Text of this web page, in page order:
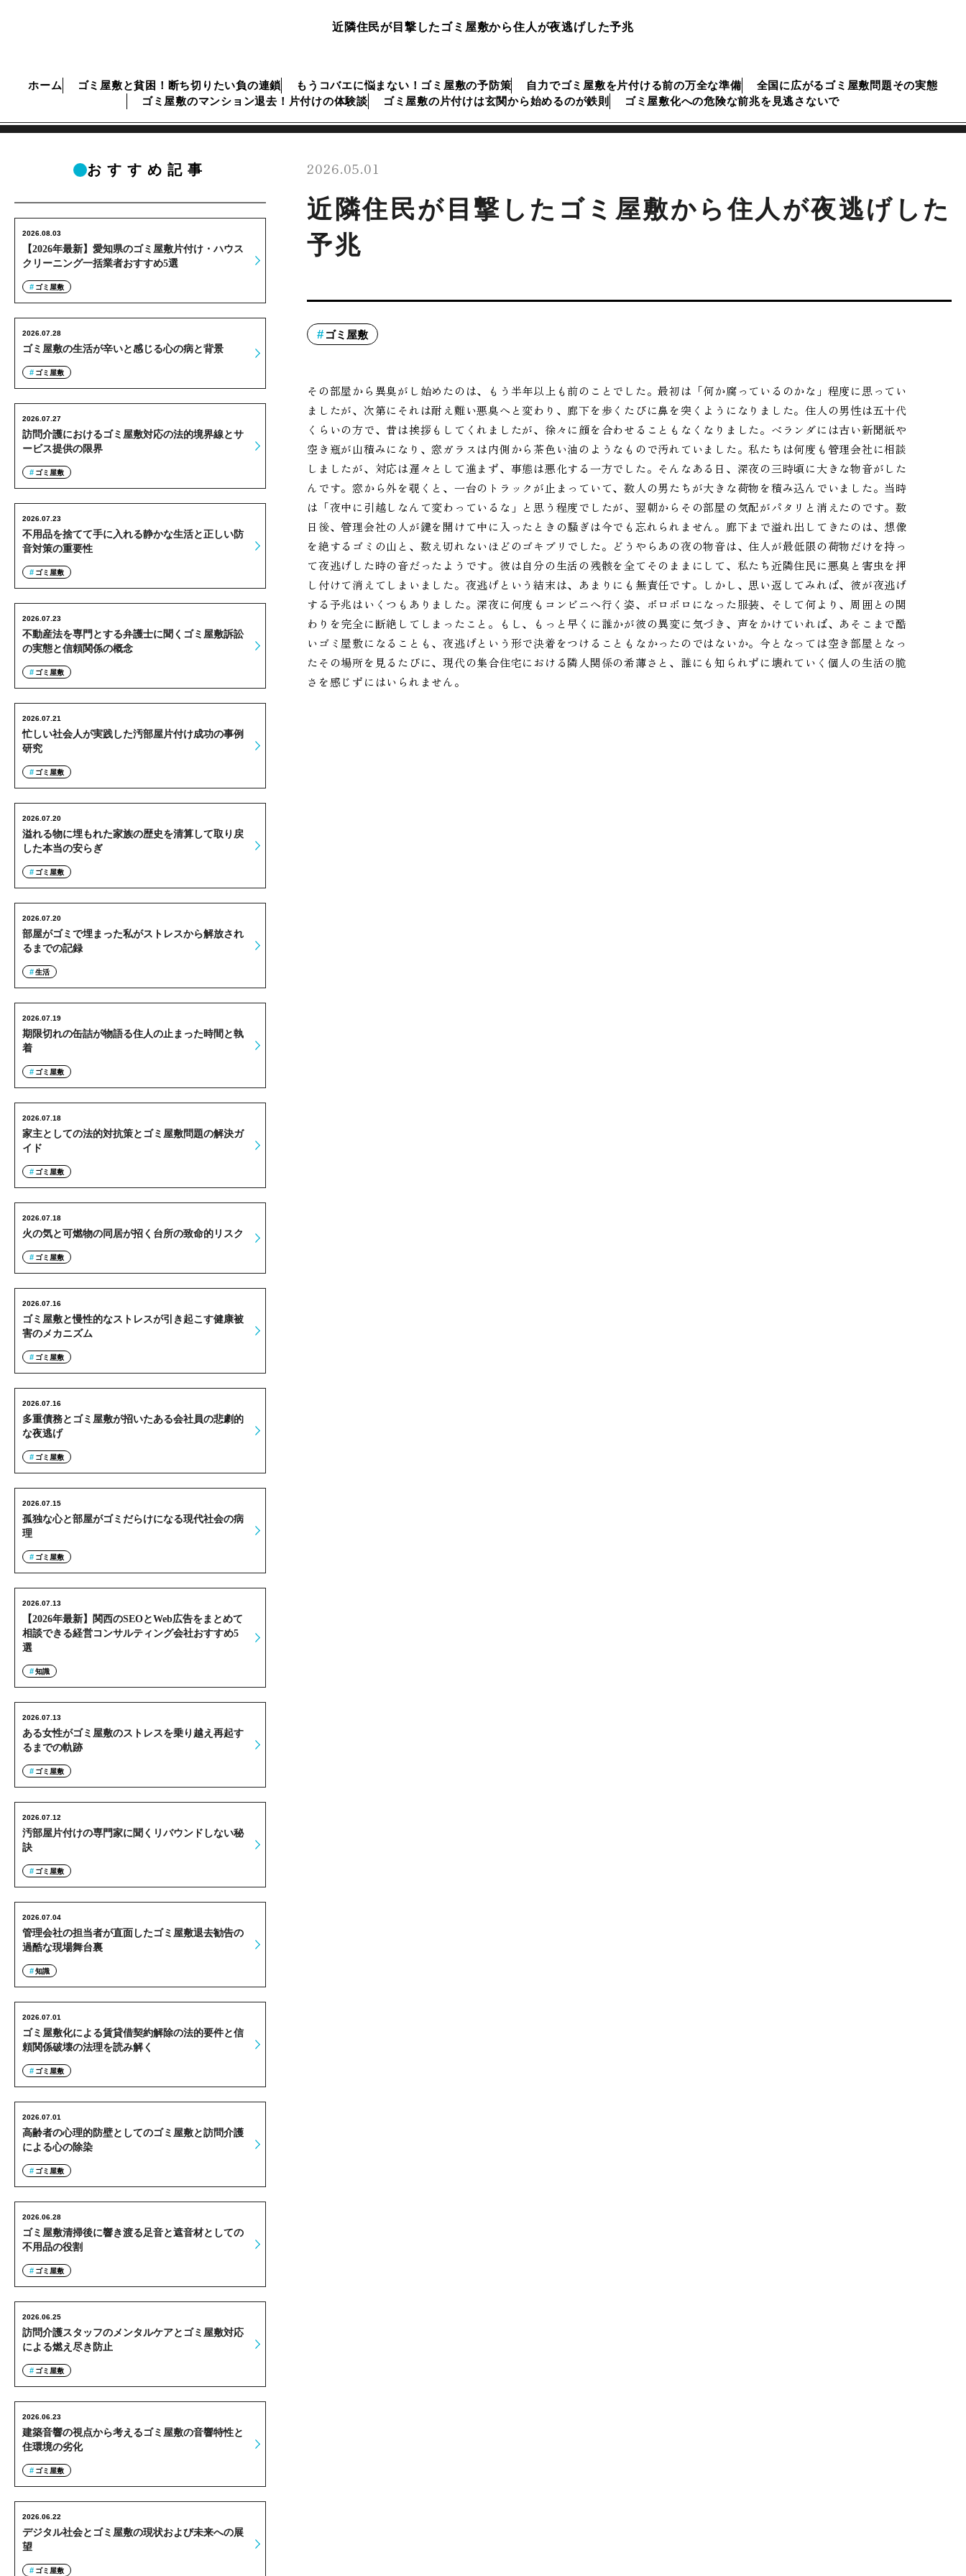
近隣住民が目撃したゴミ屋敷から住人が夜逃げした予兆
ホーム ゴミ屋敷と貧困！断ち切りたい負の連鎖 もうコバエに悩まない！ゴミ屋敷の予防策 自力でゴミ屋敷を片付ける前の万全な準備
全国に広がるゴミ屋敷問題その実態
ゴミ屋敷のマンション退去！片付けの体験談
ゴミ屋敷の片付けは玄関から始めるのが鉄則 ゴミ屋敷化への危険な前兆を見逃さないで
2026.05.01
近隣住民が目撃したゴミ屋敷から住人が夜逃げした
予兆
ゴミ屋敷
その部屋から異臭がし始めたのは、もう半年以上も前のことでした。最初は「何か腐っているのかな」程度に思ってい
ましたが、次第にそれは耐え難い悪臭へと変わり、廊下を歩くたびに鼻を突くようになりました。住人の男性は五十代
くらいの方で、昔は挨拶もしてくれましたが、徐々に顔を合わせることもなくなりました。ベランダには古い新聞紙や
空き瓶が山積みになり、窓ガラスは内側から茶色い油のようなもので汚れていました。私たちは何度も管理会社に相談
しましたが、対応は遅々として進まず、事態は悪化する一方でした。そんなある日、深夜の三時頃に大きな物音がした
んです。窓から外を覗くと、一台のトラックが止まっていて、数人の男たちが大きな荷物を積み込んでいました。当時
は「夜中に引越しなんて変わっているな」と思う程度でしたが、翌朝からその部屋の気配がパタリと消えたのです。数
日後、管理会社の人が鍵を開けて中に入ったときの騒ぎは今でも忘れられません。廊下まで溢れ出してきたのは、想像
を絶するゴミの山と、数え切れないほどのゴキブリでした。どうやらあの夜の物音は、住人が最低限の荷物だけを持っ
て夜逃げした時の音だったようです。彼は自分の生活の残骸を全てそのままにして、私たち近隣住民に悪臭と害虫を押
し付けて消えてしまいました。夜逃げという結末は、あまりにも無責任です。しかし、思い返してみれば、彼が夜逃げ
する予兆はいくつもありました。深夜に何度もコンビニへ行く姿、ボロボロになった服装、そして何より、周囲との関
わりを完全に断絶してしまったこと。もし、もっと早くに誰かが彼の異変に気づき、声をかけていれば、あそこまで酷
いゴミ屋敷になることも、夜逃げという形で決着をつけることもなかったのではないか。今となっては空き部屋となっ
たその場所を見るたびに、現代の集合住宅における隣人関係の希薄さと、誰にも知られずに壊れていく個人の生活の脆
さを感じずにはいられません。
おすすめ記事
【2026年最新】愛知県のゴミ屋敷片付け・ハウス
クリーニング一括業者おすすめ5選
2026.08.03
ゴミ屋敷
ゴミ屋敷の生活が辛いと感じる心の病と背景
2026.07.28
ゴミ屋敷
訪問介護におけるゴミ屋敷対応の法的境界線とサ
ービス提供の限界
2026.07.27
ゴミ屋敷
不用品を捨てて手に入れる静かな生活と正しい防
音対策の重要性
2026.07.23
ゴミ屋敷
不動産法を専門とする弁護士に聞くゴミ屋敷訴訟
の実態と信頼関係の概念
2026.07.23
ゴミ屋敷
忙しい社会人が実践した汚部屋片付け成功の事例
研究
2026.07.21
ゴミ屋敷
溢れる物に埋もれた家族の歴史を清算して取り戻
した本当の安らぎ
2026.07.20
ゴミ屋敷
部屋がゴミで埋まった私がストレスから解放され
るまでの記録
2026.07.20
生活
期限切れの缶詰が物語る住人の止まった時間と執
着
2026.07.19
ゴミ屋敷
家主としての法的対抗策とゴミ屋敷問題の解決ガ
イド
2026.07.18
ゴミ屋敷
火の気と可燃物の同居が招く台所の致命的リスク
2026.07.18
ゴミ屋敷
ゴミ屋敷と慢性的なストレスが引き起こす健康被
害のメカニズム
2026.07.16
ゴミ屋敷
多重債務とゴミ屋敷が招いたある会社員の悲劇的
な夜逃げ
2026.07.16
ゴミ屋敷
孤独な心と部屋がゴミだらけになる現代社会の病
理
2026.07.15
ゴミ屋敷
【2026年最新】関西のSEOとWeb広告をまとめて
相談できる経営コンサルティング会社おすすめ5
選
2026.07.13
知識
ある女性がゴミ屋敷のストレスを乗り越え再起す
るまでの軌跡
2026.07.13
ゴミ屋敷
汚部屋片付けの専門家に聞くリバウンドしない秘
訣
2026.07.12
ゴミ屋敷
管理会社の担当者が直面したゴミ屋敷退去勧告の
過酷な現場舞台裏
2026.07.04
知識
ゴミ屋敷化による賃貸借契約解除の法的要件と信
頼関係破壊の法理を読み解く
2026.07.01
ゴミ屋敷
高齢者の心理的防壁としてのゴミ屋敷と訪問介護
による心の除染
2026.07.01
ゴミ屋敷
ゴミ屋敷清掃後に響き渡る足音と遮音材としての
不用品の役割
2026.06.28
ゴミ屋敷
訪問介護スタッフのメンタルケアとゴミ屋敷対応
による燃え尽き防止
2026.06.25
ゴミ屋敷
建築音響の視点から考えるゴミ屋敷の音響特性と
住環境の劣化
2026.06.23
ゴミ屋敷
デジタル社会とゴミ屋敷の現状および未来への展
望
2026.06.22
ゴミ屋敷